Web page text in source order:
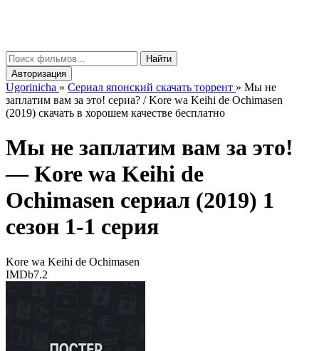
Найти
Авторизация
Ugorinicha » Сериал японский скачать торрент » Мы не
заплатим вам за это! сериа? / Kore wa Keihi de Ochimasen
(2019) скачать в хорошем качестве бесплатно
Мы не заплатим вам за это!
—Kore wa Keihi de
Ochimasen сериал (2019) 1
сезон 1-1 серия
Kore wa Keihi de Ochimasen
IMDb7.2